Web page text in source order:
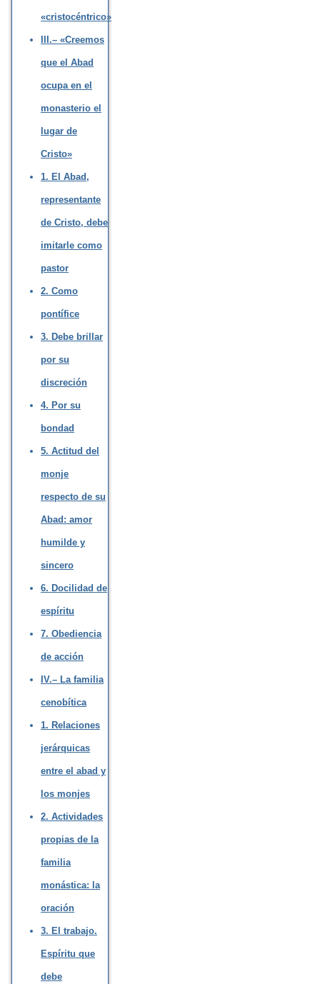
«cristocéntrico»
III.– «Creemos
que el Abad
ocupa en el
monasterio el
lugar de
Cristo»
1. El Abad,
representante
de Cristo, debe
imitarle como
pastor
2. Como
pontífice
3. Debe brillar
por su
discreción
4. Por su
bondad
5. Actitud del
monje
respecto de su
Abad: amor
humilde y
sincero
6. Docilidad de
espíritu
7. Obediencia
de acción
IV.– La familia
cenobítica
1. Relaciones
jerárquicas
entre el abad y
los monjes
2. Actividades
propias de la
familia
monástica: la
oración
3. El trabajo.
Espíritu que
debe